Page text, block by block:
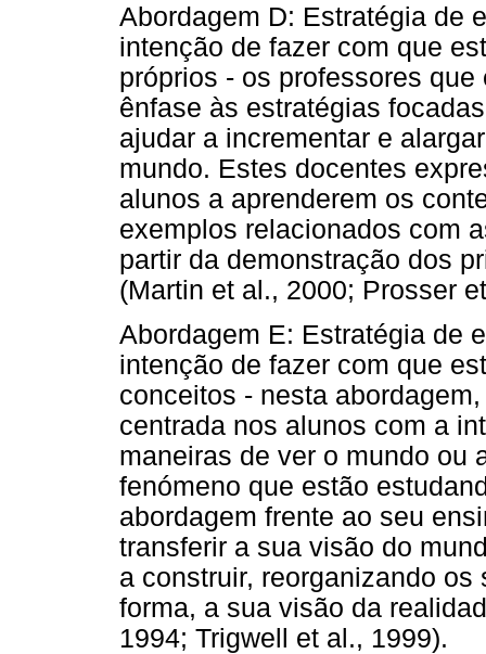
Abordagem D: Estratégia de
intenção de fazer com que
próprios - os professores
ênfase às estratégias
ajudar a incrementar e
mundo. Estes docentes
alunos a aprenderem os
exemplos relacionados com
partir da demonstração dos
(Martin et al., 2000; Prosser
Abordagem E: Estratégia de
intenção de fazer com que
conceitos - nesta
centrada nos alunos com a
maneiras de ver o mundo ou
fenómeno que estão
abordagem frente ao seu
transferir a sua visão do
a construir, reorganizando
forma, a sua visão da
1994; Trigwell et al., 1999).